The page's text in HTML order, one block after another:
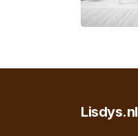
Lisdys.nl